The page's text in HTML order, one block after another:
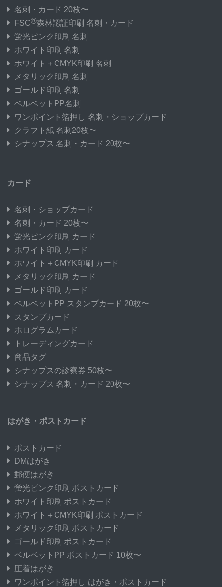
名刺・カード 20枚〜
FSC®森林認証印刷 名刺・カード
蛍光ピンク印刷 名刺
ホワイト印刷 名刺
ホワイト＋CMYK印刷 名刺
メタリック印刷 名刺
ゴールド印刷 名刺
ベルベットPP名刺
ワンポイント箔押し 名刺・ショップカード
クラフト紙 名刺20枚〜
シナップス 名刺・カード 20枚〜
カード
名刺・ショップカード
名刺・カード 20枚〜
蛍光ピンク印刷 カード
ホワイト印刷 カード
ホワイト＋CMYK印刷 カード
メタリック印刷 カード
ゴールド印刷 カード
ベルベットPP スタンプカード 20枚〜
スタンプカード
ホログラムカード
トレーディングカード
商品タグ
シナップスの診察券 50枚〜
シナップス 名刺・カード 20枚〜
はがき・ポストカード
ポストカード
DMはがき
郵便はがき
蛍光ピンク印刷 ポストカード
ホワイト印刷 ポストカード
ホワイト＋CMYK印刷 ポストカード
メタリック印刷 ポストカード
ゴールド印刷 ポストカード
ベルベットPP ポストカード 10枚〜
圧着はがき
ワンポイント箔押し はがき・ポストカード